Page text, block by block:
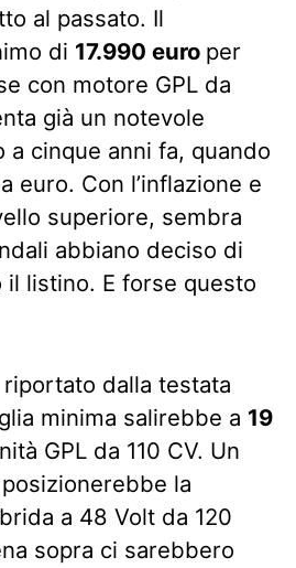
al passato. Il
di 17.990 euro per
con motore GPL da
già un notevole
a cinque anni fa, quando
euro. Con l’inflazione e
superiore, sembra
abbiano deciso di
listino. E forse questo
dalla testata
minima salirebbe a 19
GPL da 110 CV. Un
la
a 48 Volt da 120
sopra ci sarebbero